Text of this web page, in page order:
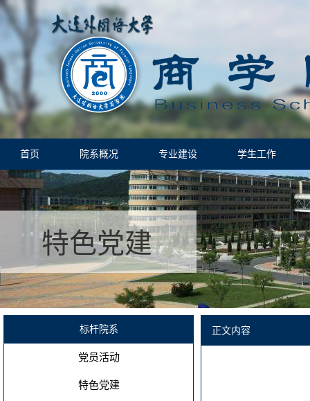
首页 院系概况 专业建设 学生工作
特色党建
标杆院系
党员活动
特色党建
正文内容